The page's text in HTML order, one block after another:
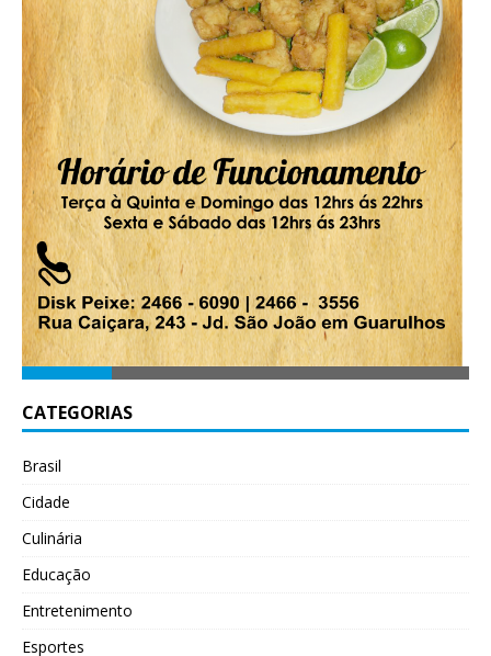
CATEGORIAS
Brasil
Cidade
Culinária
Educação
Entretenimento
Esportes